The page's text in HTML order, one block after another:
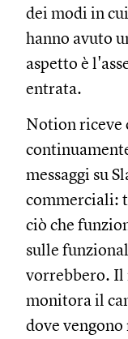
dei modi in
hanno avuto
aspetto è
entrata.
Notion riceve
messaggi su
commerciali:
ciò che
sulle
vorrebbero. Il
monitora il
dove